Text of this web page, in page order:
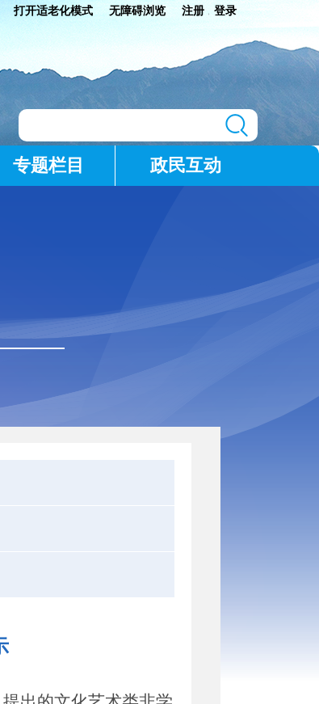
打开适老化模式 无障碍浏览 注册 登录
专题栏目 政民互动